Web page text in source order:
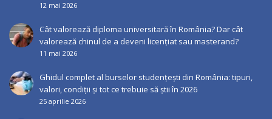
12 mai 2026
Cât valorează diploma universitară în România? Dar cât
valorează chinul de a deveni licențiat sau masterand?
11 mai 2026
Ghidul complet al burselor studențești din România: tipuri,
valori, condiții și tot ce trebuie să știi în 2026
25 aprilie 2026